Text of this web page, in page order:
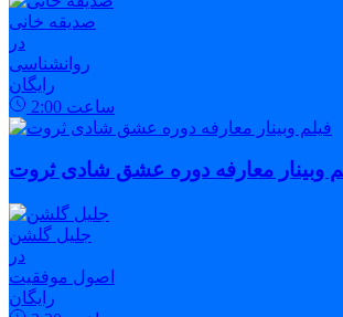
صدیقه خانی
در
روانشناسی
رایگان
2:00 ساعت
وبینار معارفه دوره عشق شادی ثروت
جلیل گلشن
در
اصول موفقیت
رایگان